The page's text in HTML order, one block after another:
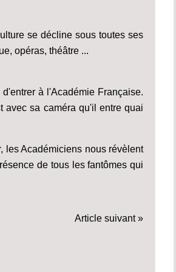
se décline sous toutes ses
opéras, théâtre ...
à l'Académie Française.
avec sa caméra qu'il entre quai
les Académiciens nous révèlent
de tous les fantômes qui
Article suivant »